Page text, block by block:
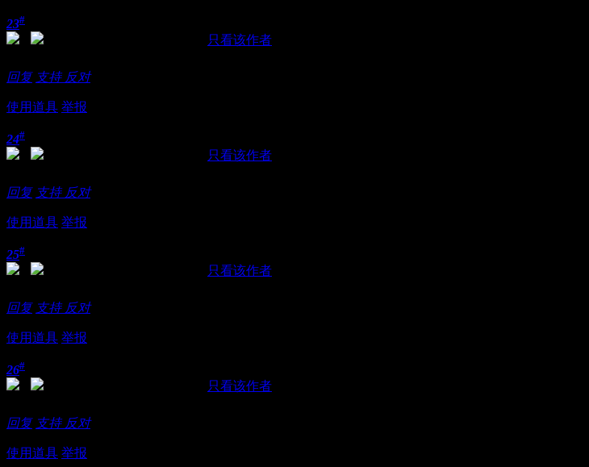
23#
只看该作者
回复 支持 反对
使用道具 举报
24#
只看该作者
回复 支持 反对
使用道具 举报
25#
只看该作者
回复 支持 反对
使用道具 举报
26#
只看该作者
回复 支持 反对
使用道具 举报